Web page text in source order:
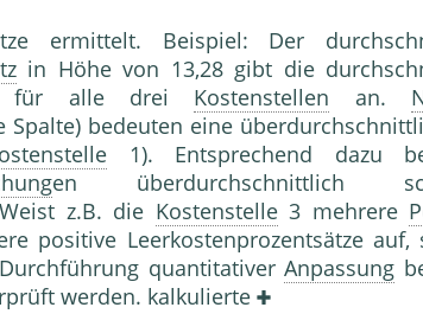
ermittelt. Beispiel: Der
in Höhe von 13,28 gibt die
für alle drei Kostenstellen an.
Spalte) bedeuten eine
1). Entsprechend dazu
en überdurchschnittlich
z.B. die Kostenstelle3 mehrere
positive Leerkostenprozentsätze auf,
quantitativerAnpassung
werden. kalkulierte